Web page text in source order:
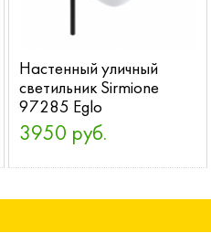
Настенный уличный
светильник Sirmione
97285 Eglo
3950 руб.